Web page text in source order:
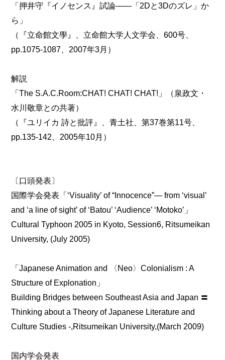
「押井守『イノセンス』試論――「2Dと3Dのズレ」か
ら」
（『立命館文學』、立命館大学人文学会、600号、
pp.1075-1087、2007年3月）
解説
「The S.A.C.Room:CHAT! CHAT! CHAT!」（泉政文・
水川敬章との共著）
（『ユリイカ 詩と批評』、青土社、第37巻第11号、
pp.135-142、2005年10月）
〔口頭発表〕
国際学会発表「‘Visuality’ of “Innocence”― from ‘visual’
and ‘a line of sight’ of ‘Batou’ ‘Audience’ ‘Motoko’」
Cultural Typhoon 2005 in Kyoto, Session6, Ritsumeikan
University, (July 2005)
「Japanese Animation and 〈Neo〉Colonialism : A
Structure of Explonation」
Building Bridges between Southeast Asia and Japan 〓
Thinking about a Theory of Japanese Literature and
Culture Studies -,Ritsumeikan University,(March 2009)
国内学会発表